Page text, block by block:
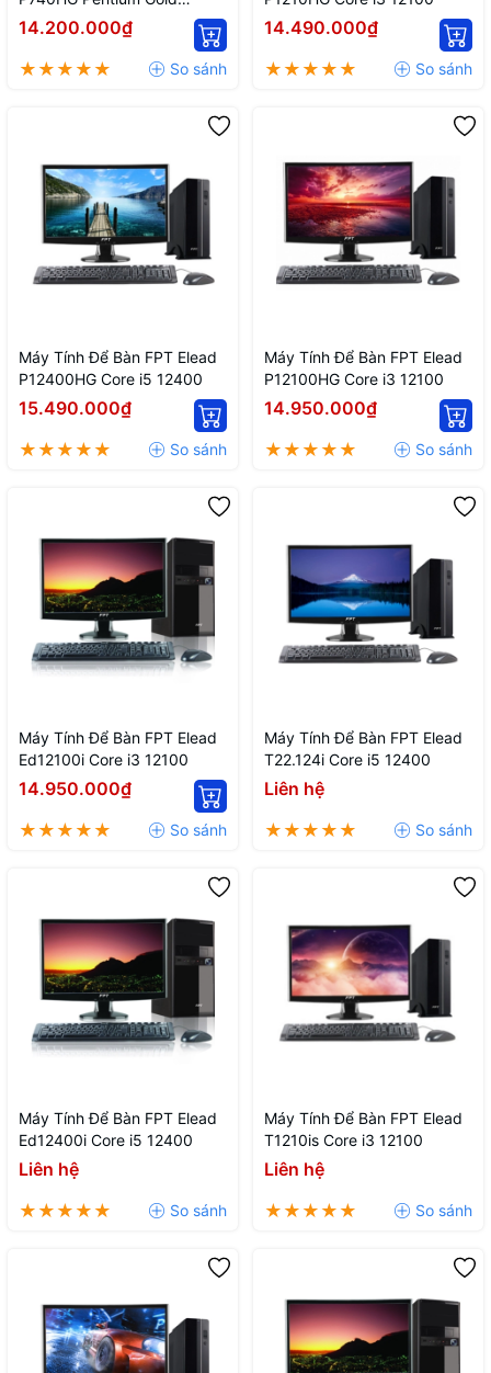
G7400
14.200.000₫ 14.490.000₫
Máy Tính Để Bàn FPT Elead
P12400HG Core i5 12400
15.490.000₫
Máy Tính Để Bàn FPT Elead
P12100HG Core i3 12100
14.950.000₫
Máy Tính Để Bàn FPT Elead
Ed12100i Core i3 12100
14.950.000₫
Máy Tính Để Bàn FPT Elead
T22.124i Core i5 12400
Liên hệ
Máy Tính Để Bàn FPT Elead
Ed12400i Core i5 12400
Liên hệ
Máy Tính Để Bàn FPT Elead
T1210is Core i3 12100
Liên hệ